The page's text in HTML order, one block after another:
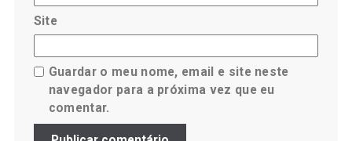
Site
Guardar o meu nome, email e site neste
navegador para a próxima vez que eu
comentar.